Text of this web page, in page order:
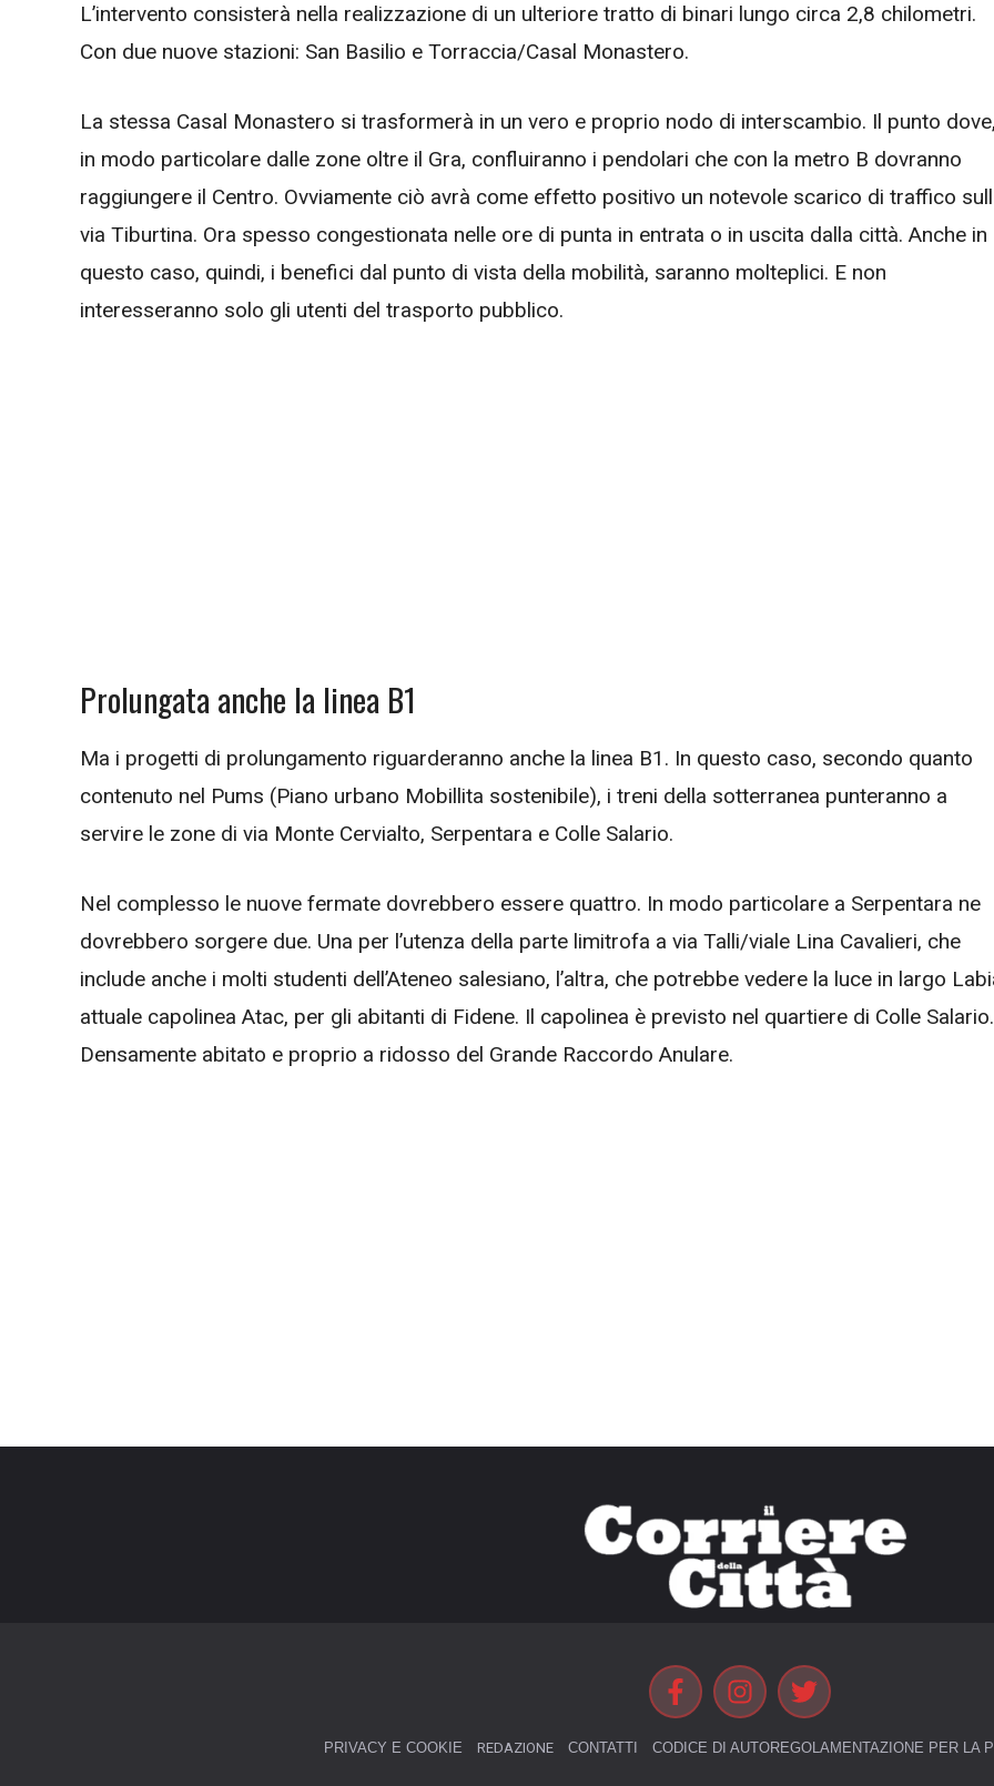
L’intervento consisterà nella realizzazione di un ulteriore tratto di binari lungo circa 2,8 chilometri.
Con due nuove stazioni: San Basilio e Torraccia/Casal Monastero.
La stessa Casal Monastero si trasformerà in un vero e proprio nodo di interscambio. Il punto
in modo particolare dalle zone oltre il Gra, confluiranno i pendolari che con la metro B dovranno
raggiungere il Centro. Ovviamente ciò avrà come effetto positivo un notevole scarico di traffico
via Tiburtina. Ora spesso congestionata nelle ore di punta in entrata o in uscita dalla città. Anche in
questo caso, quindi, i benefici dal punto di vista della mobilità, saranno molteplici. E non
interesseranno solo gli utenti del trasporto pubblico.
Prolungata anche la linea B1
Ma i progetti di prolungamento riguarderanno anche la linea B1. In questo caso, secondo quanto
contenuto nel Pums (Piano urbano Mobillita sostenibile), i treni della sotterranea punteranno a
servire le zone di via Monte Cervialto, Serpentara e Colle Salario.
Nel complesso le nuove fermate dovrebbero essere quattro. In modo particolare a Serpentara ne
dovrebbero sorgere due. Una per l’utenza della parte limitrofa a via Talli/viale Lina Cavalieri, che
include anche i molti studenti dell’Ateneo salesiano, l’altra, che potrebbe vedere la luce in largo
attuale capolinea Atac, per gli abitanti di Fidene. Il capolinea è previsto nel quartiere di Colle Salario.
Densamente abitato e proprio a ridosso del Grande Raccordo Anulare.
PRIVACY E COOKIE REDAZIONE CONTATTI CODICE DI AUTOREGOLAMENTAZIONE PER LA